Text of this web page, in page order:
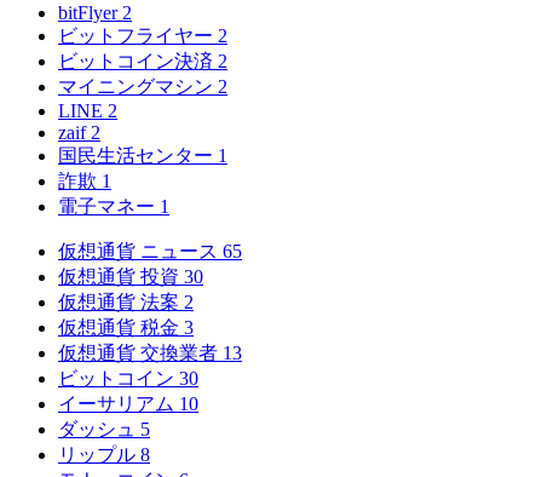
bitFlyer 2
ビットフライヤー 2
ビットコイン決済 2
マイニングマシン 2
LINE 2
zaif 2
国民生活センター 1
詐欺 1
電子マネー 1
仮想通貨 ニュース 65
仮想通貨 投資 30
仮想通貨 法案 2
仮想通貨 税金 3
仮想通貨 交換業者 13
ビットコイン 30
イーサリアム 10
ダッシュ 5
リップル 8